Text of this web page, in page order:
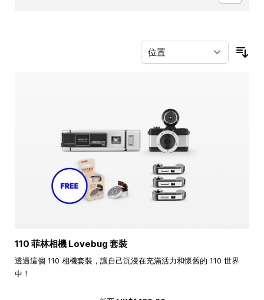
110 菲林相機 Lovebug 套裝
透過這個 110 相機套裝，讓自己沉浸在充滿活力和懷舊的 110 世界
中！